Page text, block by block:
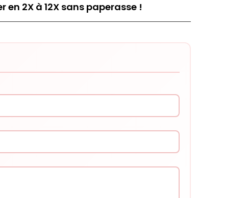
en 2X à 12X sans paperasse !